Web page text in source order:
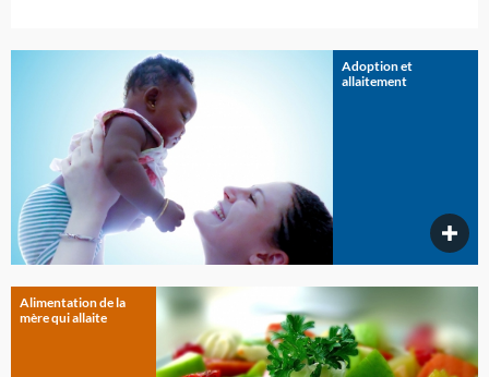
Adoption et
allaitement
Alimentation de la
mère qui allaite